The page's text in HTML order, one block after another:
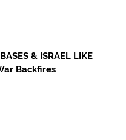
& ISRAEL LIKE
Backfires